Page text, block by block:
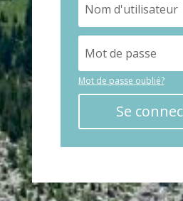
Mot de passe oublié?
Se